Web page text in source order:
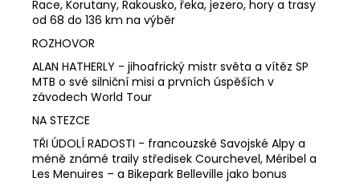
Race, Korutany, Rakousko, řeka, jezero, hory a trasy
od 68 do 136 km na výběr
ROZHOVOR
ALAN HATHERLY - jihoafrický mistr světa a vítěz SP
MTB o své silniční misi a prvních úspěších v
závodech World Tour
NA STEZCE
TŘI ÚDOLÍ RADOSTI - francouzské Savojské Alpy a
méně známé traily středisek Courchevel, Méribel a
Les Menuires – a Bikepark Belleville jako bonus